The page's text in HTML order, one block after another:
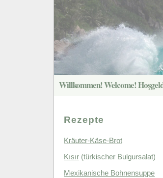
Rezepte
Kräuter-Käse-Brot
Kısır (türkischer Bulgursalat)
Mexikanische Bohnensuppe